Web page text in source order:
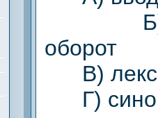
Б)
оборот
В)
Г)